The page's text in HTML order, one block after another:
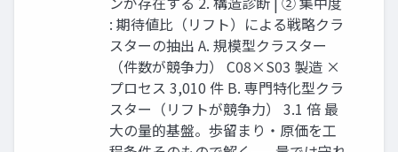
: 期待値比（リフト）による戦略クラ
スターの抽出 A. 規模型クラスター
（件数が競争力） C08×S03 製造 ×
プロセス 3,010 件 B. 専門特化型クラ
スター（リフトが競争力） 3.1 倍 最
大の量的基盤。歩留まり・原価を工